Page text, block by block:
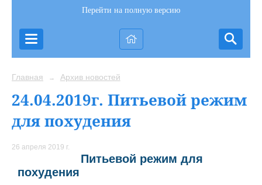
Перейти на полную версию
Главная → Архив новостей
24.04.2019г. Питьевой режим
для похудения
26 апреля 2019 г.
Питьевой режим для
похудения